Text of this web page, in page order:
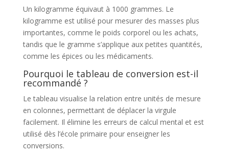
Un kilogramme équivaut à 1000 grammes. Le
kilogramme est utilisé pour mesurer des masses plus
importantes, comme le poids corporel ou les achats,
tandis que le gramme s’applique aux petites quantités,
comme les épices ou les médicaments.
Pourquoi le tableau de conversion est-il
recommandé ?
Le tableau visualise la relation entre unités de mesure
en colonnes, permettant de déplacer la virgule
facilement. Il élimine les erreurs de calcul mental et est
utilisé dès l’école primaire pour enseigner les
conversions.